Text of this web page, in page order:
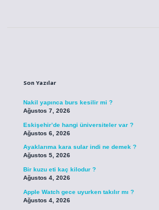
Son Yazılar
Nakil yapınca burs kesilir mi ?
Ağustos 7, 2026
Eskişehir’de hangi üniversiteler var ?
Ağustos 6, 2026
Ayaklarıma kara sular indi ne demek ?
Ağustos 5, 2026
Bir kuzu eti kaç kilodur ?
Ağustos 4, 2026
Apple Watch gece uyurken takılır mı ?
Ağustos 4, 2026